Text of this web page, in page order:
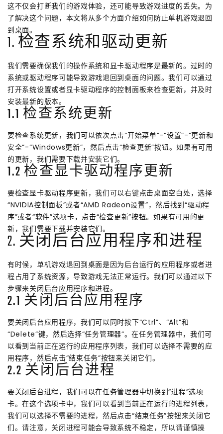
这不仅会打断我们的游戏体验，还可能导致游戏进度的丢失。为
了解决这个问题，本文将从多个方面介绍如何防止单机游戏退回
到桌面。
1. 检查系统和驱动更新
我们需要确保我们的操作系统和显卡驱动程序是最新的。过时的
系统或驱动程序可能导致游戏退回到桌面的问题。我们可以通过
打开系统设置或者显卡驱动程序的控制面板来检查更新，并及时
安装最新的版本。
1.1 检查系统更新
要检查系统更新，我们可以依次点击“开始菜单”-“设置”-“更新和
安全”-“Windows更新”，然后点击“检查更新”按钮。如果有可用
的更新，我们需要下载并安装它们。
1.2 检查显卡驱动程序更新
要检查显卡驱动程序更新，我们可以右键点击桌面空白处，选择
“NVIDIA控制面板”或者“AMD Radeon设置”，然后找到“驱动程
序”或者“软件”选项卡，点击“检查更新”按钮。如果有可用的更
新，我们需要下载并安装它们。
2. 关闭后台应用程序和进程
有时候，单机游戏退回到桌面是因为后台运行的应用程序或者进
程占用了系统资源，导致游戏无法正常运行。我们可以通过以下
步骤来关闭后台应用程序和进程。
2.1 关闭后台应用程序
要关闭后台应用程序，我们可以同时按下“Ctrl”、“Alt”和
“Delete”键，然后选择“任务管理器”。在任务管理器中，我们可
以看到当前正在运行的应用程序列表，我们可以选择不需要的应
用程序，然后点击“结束任务”按钮来关闭它们。
2.2 关闭后台进程
要关闭后台进程，我们可以在任务管理器中切换到“进程”选项
卡。在这个选项卡中，我们可以看到当前正在运行的进程列表，
我们可以选择不需要的进程，然后点击“结束任务”按钮来关闭它
们。请注意，关闭进程可能会导致系统不稳定，所以请谨慎操